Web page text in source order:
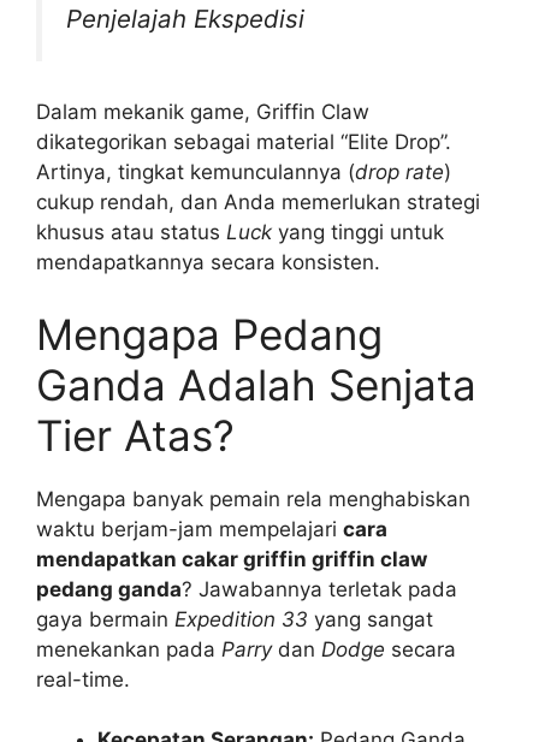
Penjelajah Ekspedisi
Dalam mekanik game, Griffin Claw
dikategorikan sebagai material “Elite Drop”.
Artinya, tingkat kemunculannya (drop rate)
cukup rendah, dan Anda memerlukan strategi
khusus atau status Luck yang tinggi untuk
mendapatkannya secara konsisten.
Mengapa Pedang
Ganda Adalah Senjata
Tier Atas?
Mengapa banyak pemain rela menghabiskan
waktu berjam-jam mempelajari cara
mendapatkan cakar griffin griffin claw
pedang ganda? Jawabannya terletak pada
gaya bermain Expedition 33 yang sangat
menekankan pada Parrydan Dodge secara
real-time.